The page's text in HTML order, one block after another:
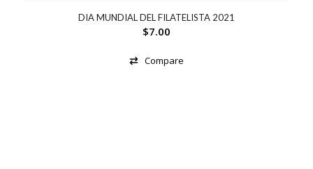
DIA MUNDIAL DEL FILATELISTA 2021
$7.00
Compare